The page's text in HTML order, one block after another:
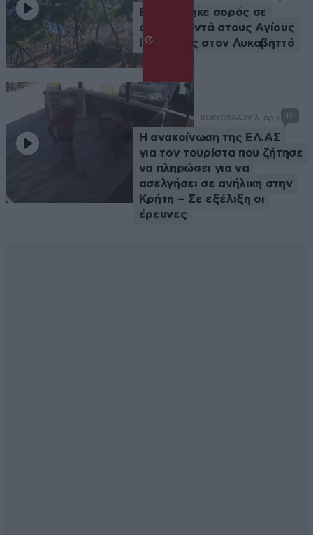
Εντοπίστηκε σορός σε
σπηλιά κοντά στους Αγίους
Ισιδώρους στον Λυκαβηττό
ΚΟΙΝΩΝΙΑ39 λ. πριν 10
Η ανακοίνωση της ΕΛ.ΑΣ
για τον τουρίστα που ζήτησε
να πληρώσει για να
ασελγήσει σε ανήλικη στην
Κρήτη – Σε εξέλιξη οι
έρευνες